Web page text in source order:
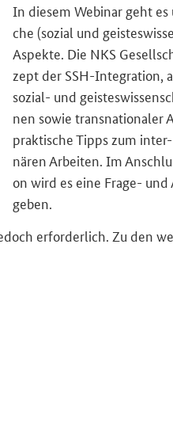
In die­sem We­bi­nar geht
che (so­zi­al und
Aspek­te. Die NKS
zept der SSH-​Integration,
sozial-​ und
nen sowie trans­na­tio­na­ler
prak­ti­sche Tipps zum
nä­ren Ar­bei­ten. Im
on wird es eine Frage-​
geben.
er­for­der­lich. Zu den